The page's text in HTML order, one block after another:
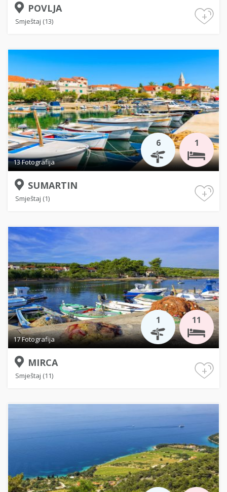
POVLJA
Smještaj (13) +
13 Fotografija
1
6
SUMARTIN
Smještaj (1) +
17 Fotografija
11
1
MIRCA
Smještaj (11) +